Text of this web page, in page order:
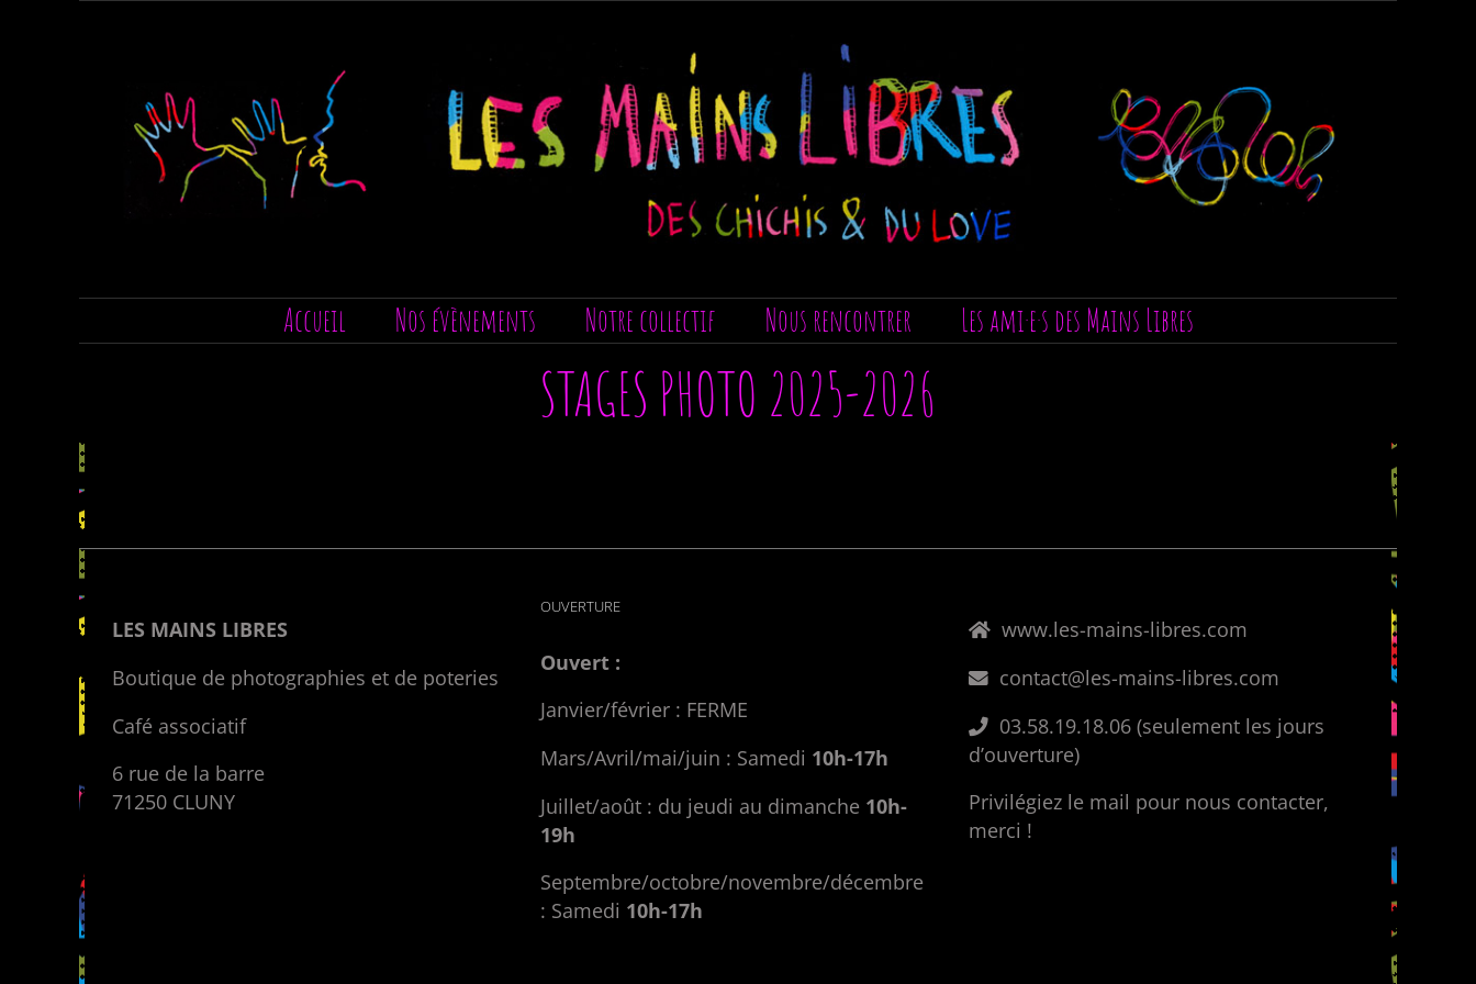
Accueil Nos évènements Notre collectif Nous rencontrer Les ami·e·s des Mains Libres
STAGES PHOTO 2025-2026
LES MAINS LIBRES
Boutique de photographies et de poteries
Café associatif
6 rue de la barre
71250 CLUNY
OUVERTURE
Ouvert :
Janvier/février : FERME
Mars/Avril/mai/juin : Samedi 10h-17h
Juillet/août : du jeudi au dimanche 10h-
19h
Septembre/octobre/novembre/décembre
: Samedi 10h-17h
www.les-mains-libres.com
contact@les-mains-libres.com
03.58.19.18.06 (seulement les jours
d’ouverture)
Privilégiez le mail pour nous contacter,
merci !